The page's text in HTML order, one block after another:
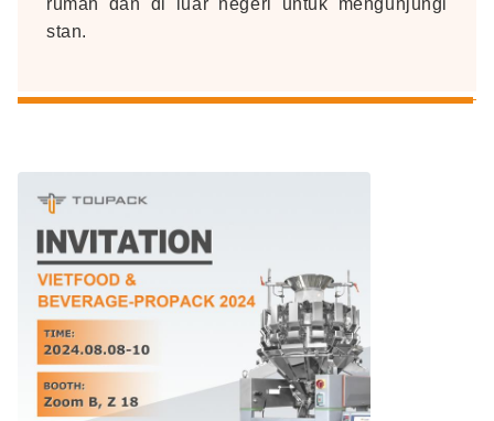
rumah dan di luar negeri untuk mengunjungi
stan.